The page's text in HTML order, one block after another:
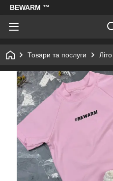
BEWARM ™
Товари та послуги Літо